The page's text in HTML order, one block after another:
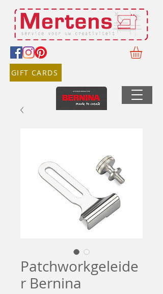
GIFT CARDS
Patchworkgeleide
r Bernina